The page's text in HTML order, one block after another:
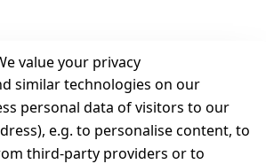
value your privacy
similar technologies on our
personal data of visitors to our
e.g. to personalise content, to
third-party providers or to